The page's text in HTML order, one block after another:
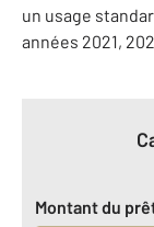
un usage
années 2021,
Montant du